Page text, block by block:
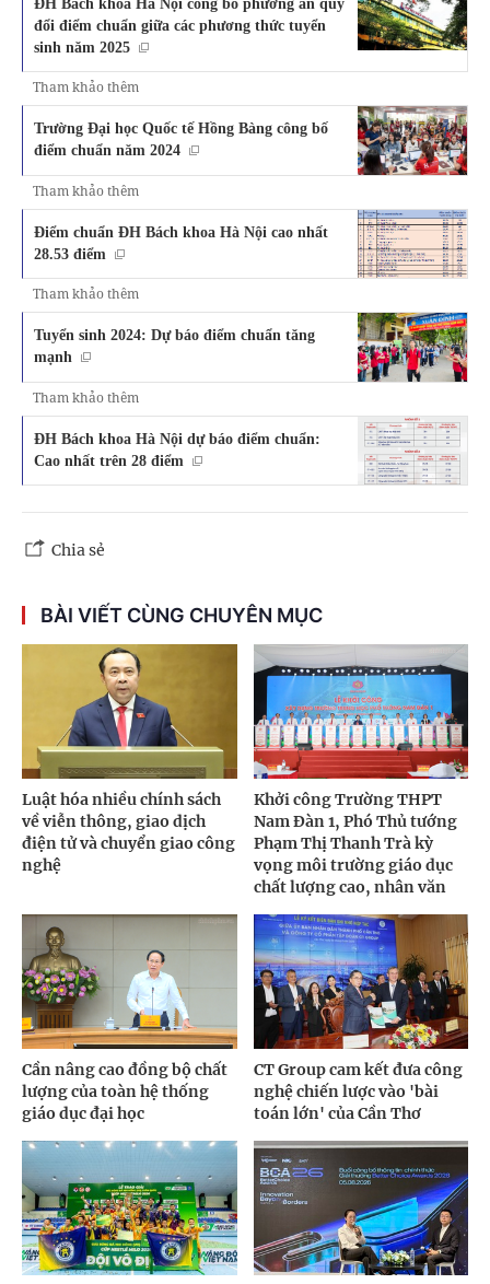
đổi điểm chuẩn giữa các phương thức tuyển
sinh năm 2025
Tham khảo thêm
Trường Đại học Quốc tế Hồng Bàng công bố
điểm chuẩn năm 2024
Tham khảo thêm
Điểm chuẩn ĐH Bách khoa Hà Nội cao nhất
28.53 điểm
Tham khảo thêm
Tuyển sinh 2024: Dự báo điểm chuẩn tăng
mạnh
Tham khảo thêm
ĐH Bách khoa Hà Nội dự báo điểm chuẩn:
Cao nhất trên 28 điểm
Chia sẻ
BÀI VIẾT CÙNG CHUYÊN MỤC
Luật hóa nhiều chính sách
về viễn thông, giao dịch
điện tử và chuyển giao công
nghệ
Khởi công Trường THPT
Nam Đàn 1, Phó Thủ tướng
Phạm Thị Thanh Trà kỳ
vọng môi trường giáo dục
chất lượng cao, nhân văn
Cần nâng cao đồng bộ chất
lượng của toàn hệ thống
giáo dục đại học
CT Group cam kết đưa công
nghệ chiến lược vào 'bài
toán lớn' của Cần Thơ